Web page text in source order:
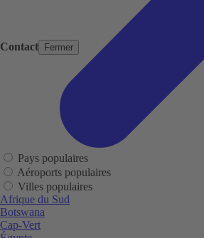
Contact Fermer
Pays populaires
Aéroports populaires
Villes populaires
Afrique du Sud
Botswana
Cap-Vert